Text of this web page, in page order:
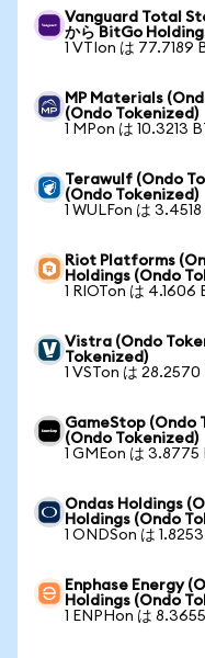
Vanguard Total
から BitGo
1 VTIon は 77.7189
MP Materials
(Ondo Tokenized)
1 MPon は 10.3213
Terawulf (Ondo
(Ondo Tokenized)
1 WULFon は
Riot Platforms
Holdings (Ondo
1 RIOTon は 4.1606
Vistra (Ondo
Tokenized)
1 VSTon は
GameStop (Ondo
(Ondo Tokenized)
1 GMEon は 3.8775
Ondas Holdings
Holdings (Ondo
1 ONDSon は
Enphase Energy
Holdings (Ondo
1 ENPHon は